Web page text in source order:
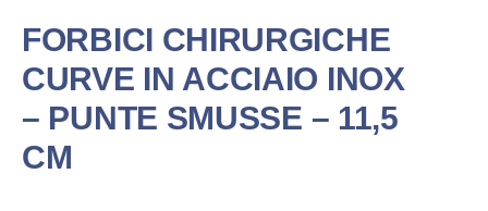
FORBICI CHIRURGICHE
CURVE IN ACCIAIO INOX
– PUNTE SMUSSE – 11,5
CM